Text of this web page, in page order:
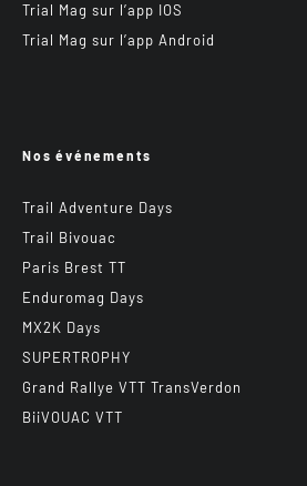
Trial Mag sur l’app IOS
Trial Mag sur l’app Android
Nos événements
Trail Adventure Days
Trail Bivouac
Paris Brest TT
Enduromag Days
MX2K Days
SUPERTROPHY
Grand Rallye VTT TransVerdon
BiiVOUAC VTT